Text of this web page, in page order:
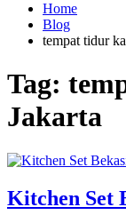
Home
Blog
tempat tidur
Tag:
Jakarta
Kitchen Set